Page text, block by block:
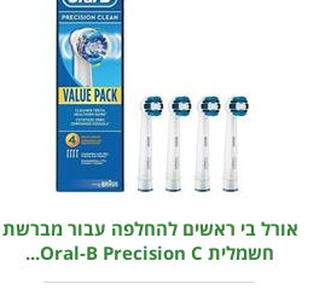
אורל בי ראשים להחלפה עבור מברשת
חשמלית Oral-B Precision C...